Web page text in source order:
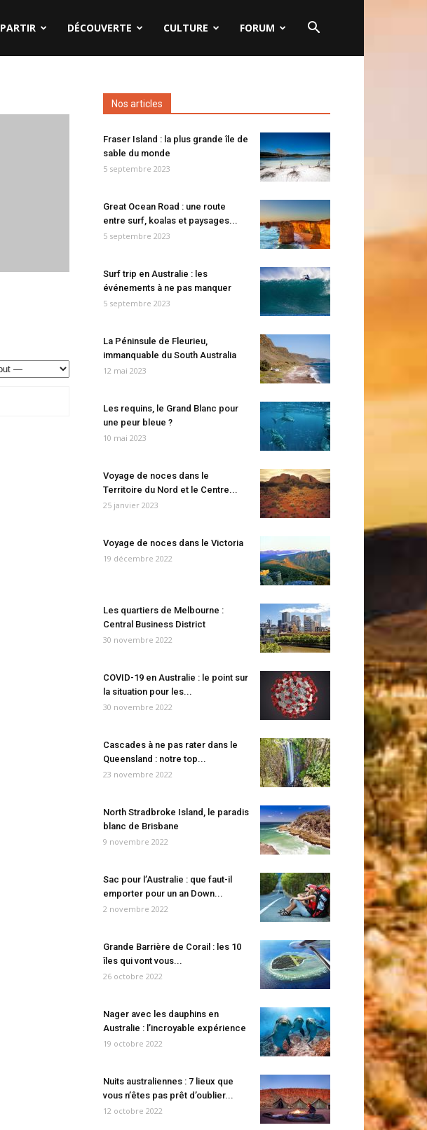
PARTIR DÉCOUVERTE CULTURE FORUM
Nos articles
Fraser Island : la plus grande île de
sable du monde
5 septembre 2023
Great Ocean Road : une route
entre surf, koalas et paysages...
5 septembre 2023
Surf trip en Australie : les
événements à ne pas manquer
5 septembre 2023
La Péninsule de Fleurieu,
immanquable du South Australia
12 mai 2023
Les requins, le Grand Blanc pour
une peur bleue ?
10 mai 2023
Voyage de noces dans le
Territoire du Nord et le Centre...
25 janvier 2023
Voyage de noces dans le Victoria
19 décembre 2022
Les quartiers de Melbourne :
Central Business District
30 novembre 2022
COVID-19 en Australie : le point sur
la situation pour les...
30 novembre 2022
Cascades à ne pas rater dans le
Queensland : notre top...
23 novembre 2022
North Stradbroke Island, le paradis
blanc de Brisbane
9 novembre 2022
Sac pour l’Australie : que faut-il
emporter pour un an Down...
2 novembre 2022
Grande Barrière de Corail : les 10
îles qui vont vous...
26 octobre 2022
Nager avec les dauphins en
Australie : l’incroyable expérience
19 octobre 2022
Nuits australiennes : 7 lieux que
vous n’êtes pas prêt d’oublier...
12 octobre 2022